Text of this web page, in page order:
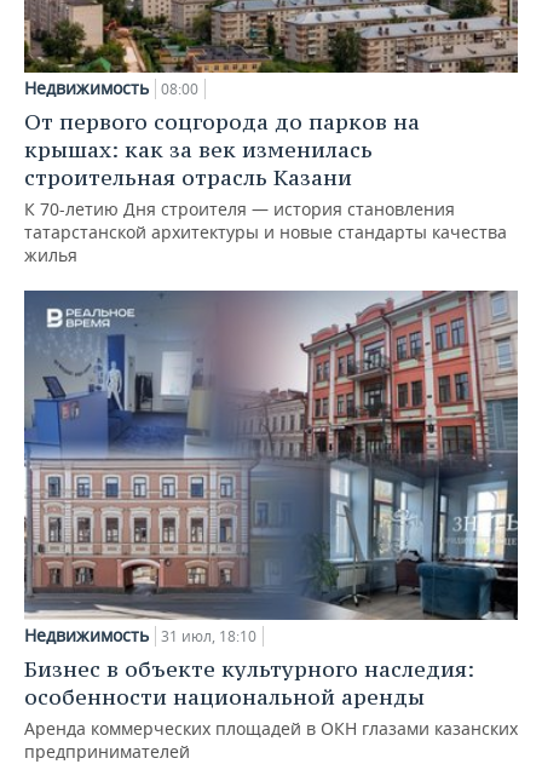
Недвижимость 08:00
От первого соцгорода до парков на
крышах: как за век изменилась
строительная отрасль Казани
К 70-летию Дня строителя — история становления
татарстанской архитектуры и новые стандарты качества
жилья
Недвижимость 31 июл, 18:10
Бизнес в объекте культурного наследия:
особенности национальной аренды
Аренда коммерческих площадей в ОКН глазами казанских
предпринимателей